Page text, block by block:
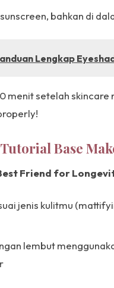
bahkan di
Lengkap
menit setelah
Base
Friend for
jenis kulitmu
lembut